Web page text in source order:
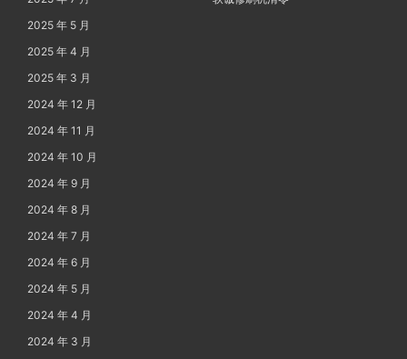
2025 年 5 月
2025 年 4 月
2025 年 3 月
2024 年 12 月
2024 年 11 月
2024 年 10 月
2024 年 9 月
2024 年 8 月
2024 年 7 月
2024 年 6 月
2024 年 5 月
2024 年 4 月
2024 年 3 月